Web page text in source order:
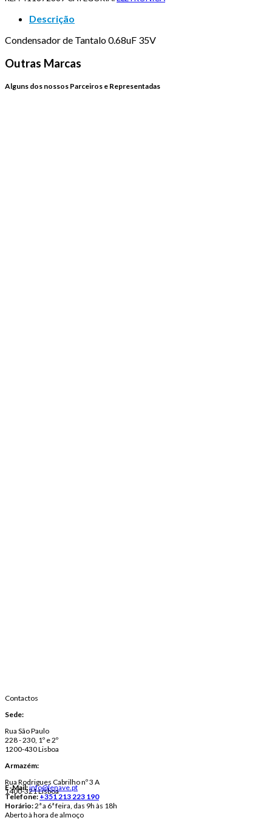
Descrição
Condensador de Tantalo 0.68uF 35V
Outras Marcas
Alguns dos nossos Parceiros e Representadas
Contactos
Sede:
Rua São Paulo
228 - 230, 1º e 2º
1200-430 Lisboa
Armazém:
Rua Rodrigues Cabrilho nº 3 A
1400-321 Lisboa
E-Mail:info@lenave.pt
Telefone:+351 213 223 190
Horário:2ª a 6ª feira, das 9h às 18h
Aberto à hora de almoço